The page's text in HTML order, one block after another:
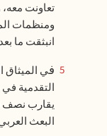
تعاونت معه،
ومنظمات
انبثقت ما
5 في الميثاق الذي أُسِّس بموجبه "الجبهة الوطنية
يقارب نصف
البعث